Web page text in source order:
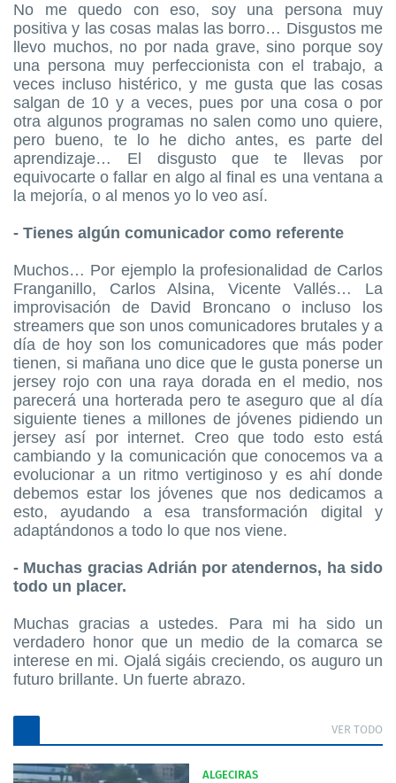
No me quedo con eso, soy una persona muy
positiva y las cosas malas las borro… Disgustos me
llevo muchos, no por nada grave, sino porque soy
una persona muy perfeccionista con el trabajo, a
veces incluso histérico, y me gusta que las cosas
salgan de 10 y a veces, pues por una cosa o por
otra algunos programas no salen como uno quiere,
pero bueno, te lo he dicho antes, es parte del
aprendizaje… El disgusto que te llevas por
equivocarte o fallar en algo al final es una ventana a
la mejoría, o al menos yo lo veo así.
- Tienes algún comunicador como referente
Muchos… Por ejemplo la profesionalidad de Carlos
Franganillo, Carlos Alsina, Vicente Vallés… La
improvisación de David Broncano o incluso los
streamers que son unos comunicadores brutales y a
día de hoy son los comunicadores que más poder
tienen, si mañana uno dice que le gusta ponerse un
jersey rojo con una raya dorada en el medio, nos
parecerá una horterada pero te aseguro que al día
siguiente tienes a millones de jóvenes pidiendo un
jersey así por internet. Creo que todo esto está
cambiando y la comunicación que conocemos va a
evolucionar a un ritmo vertiginoso y es ahí donde
debemos estar los jóvenes que nos dedicamos a
esto, ayudando a esa transformación digital y
adaptándonos a todo lo que nos viene.
- Muchas gracias Adrián por atendernos, ha sido
todo un placer.
Muchas gracias a ustedes. Para mi ha sido un
verdadero honor que un medio de la comarca se
interese en mi. Ojalá sigáis creciendo, os auguro un
futuro brillante. Un fuerte abrazo.
VER TODO
ALGECIRAS